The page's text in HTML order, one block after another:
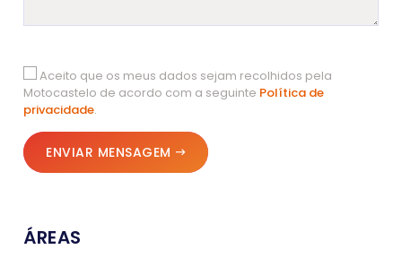
Aceito que os meus dados sejam recolhidos pela
Motocastelo de acordo com a seguinte Política de
privacidade.
ENVIAR MENSAGEM
ÁREAS